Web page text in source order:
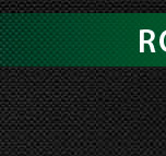
rolls-